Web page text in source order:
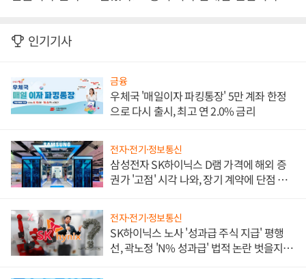
인기기사
금융
우체국 '매일이자 파킹통장' 5만 계좌 한정
으로 다시 출시, 최고 연 2.0% 금리
전자·전기·정보통신
삼성전자 SK하이닉스 D램 가격에 해외 증
권가 '고점' 시각 나와, 장기 계약에 단점 부
전자·전기·정보통신
SK하이닉스 노사 '성과급 주식 지급' 평행
선, 곽노정 'N% 성과급' 법적 논란 벗을지 주